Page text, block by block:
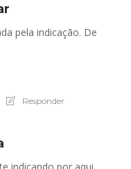
pela indicação. De
Responder